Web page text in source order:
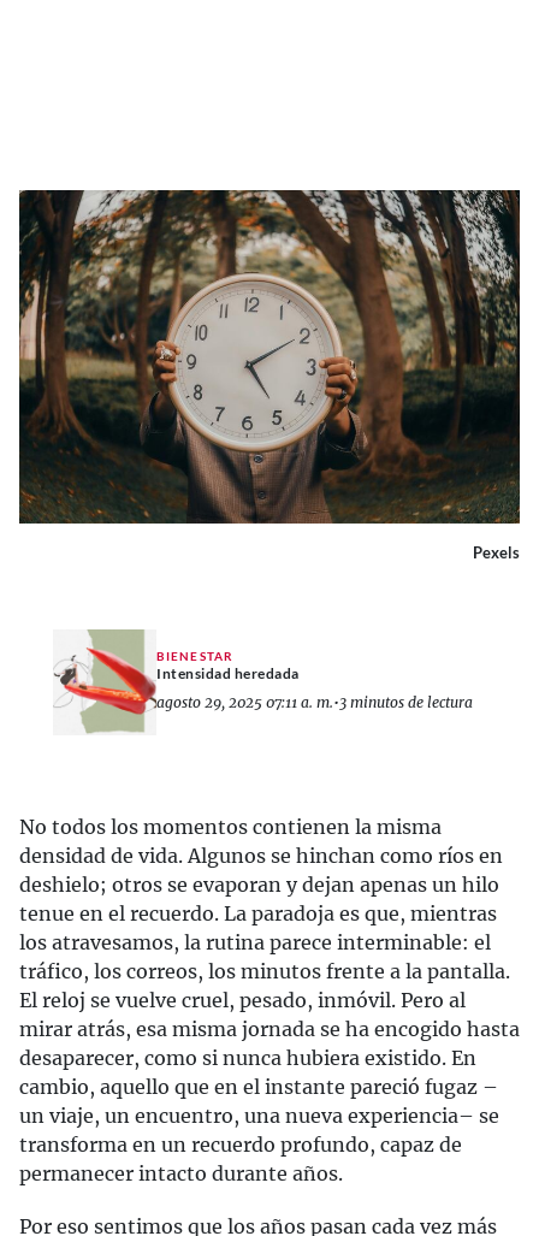
Pexels
BIENESTAR
Intensidad heredada
agosto 29, 2025 07:11 a. m.•3 minutos de lectura
No todos los momentos contienen la misma
densidad de vida. Algunos se hinchan como ríos en
deshielo; otros se evaporan y dejan apenas un hilo
tenue en el recuerdo. La paradoja es que, mientras
los atravesamos, la rutina parece interminable: el
tráfico, los correos, los minutos frente a la pantalla.
El reloj se vuelve cruel, pesado, inmóvil. Pero al
mirar atrás, esa misma jornada se ha encogido hasta
desaparecer, como si nunca hubiera existido. En
cambio, aquello que en el instante pareció fugaz –
un viaje, un encuentro, una nueva experiencia– se
transforma en un recuerdo profundo, capaz de
permanecer intacto durante años.
Por eso sentimos que los años pasan cada vez más